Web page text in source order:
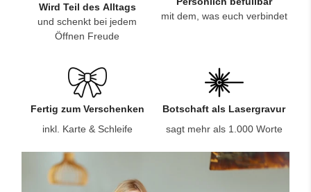
Wird Teil des Alltags
und schenkt bei jedem
Öffnen Freude
mit dem, was euch verbindet
Fertig zum Verschenken
inkl. Karte & Schleife
Botschaft als Lasergravur
sagt mehr als 1.000 Worte